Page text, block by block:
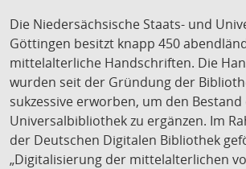
Die Niedersächsische Staats- und
Göttingen besitzt knapp 450
mittelalterliche Handschriften. Die
wurden seit der Gründung der
sukzessive erworben, um den
Universalbibliothek zu ergänzen. Im
der Deutschen Digitalen Bibliothek
„Digitalisierung der mittelalterlichen